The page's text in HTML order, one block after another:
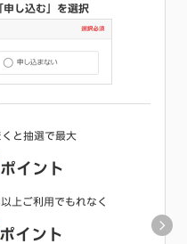
ご利用可能枠を選択
だくと抽選で最大
イント
呈には条件達成が必要で